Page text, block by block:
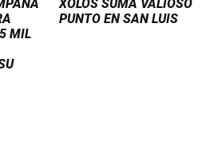
MIL
XOLOS SUMA VALIOSO
PUNTO EN SAN LUIS